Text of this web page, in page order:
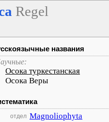
Regel
названия
Осока туркестанская
Осока Веры
отдел Magnoliophyta